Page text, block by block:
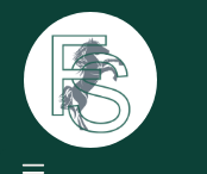
Zum Hauptinhalt